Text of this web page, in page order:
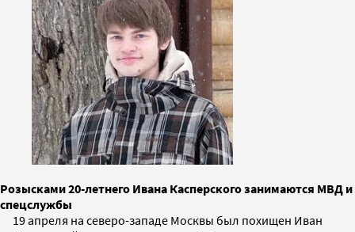
Розысками 20-летнего Ивана Касперского занимаются МВД и
спецслужбы
19 апреля на северо-западе Москвы был похищен Иван